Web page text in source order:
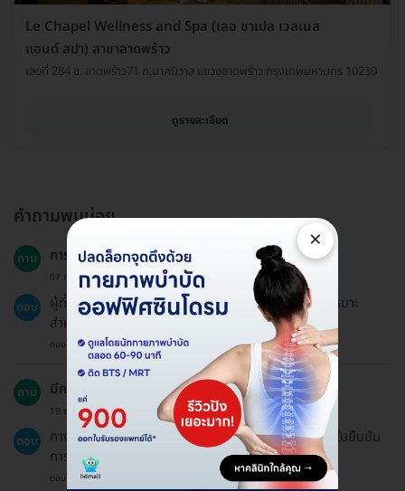
Le Chapel Wellness and Spa (เลอ ชาเปล เวลเนส
แอนด์ สปา) สาขาลาดพร้าว
เลขที่ 284 ซ. ลาดพร้าว71 ถ.นาคนิวาส แขวงลาดพร้าว กรุงเทพมหานคร 10230
ดูรายละเอียด
คำถามพบบ่อย
ถาม การนวดไทยรีดเส้นเหมาะกับใครบ้าง?
07 ก.ย. 2023
ตอบ
ผู้ที่ต้องการการผ่อนคลายและบรรเทาอาการปวดเมื่อยเหมาะ
สำหรับการนวดไทยรีดเส้น.
ตอบโดยทีมงาน HD
ถาม มีการออกใบเสร็จสำหรับการจ่ายเงินหรือไม่?
19 ธ.ค. 2024
ตอบ
ทาง HDmall ไม่สามารถออกใบเสร็จได้แต่สามารถออกใบยืนยัน
การชำระเงินได้.
ตอบโดยทีมงาน HD
×